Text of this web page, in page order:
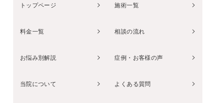
トップページ 施術一覧
料金一覧 相談の流れ
お悩み別解説 症例・お客様の声
当院について よくある質問